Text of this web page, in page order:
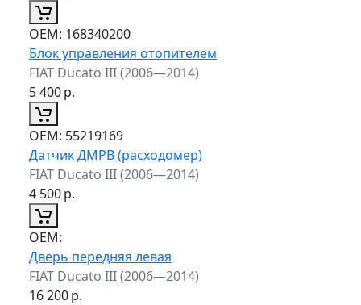
ОЕМ: 168340200
Блок управления отопителем
FIAT Ducato III (2006—2014)
5 400р.
ОЕМ: 55219169
Датчик ДМРВ (расходомер)
FIAT Ducato III (2006—2014)
4 500р.
ОЕМ:
Дверь передняя левая
FIAT Ducato III (2006—2014)
16 200р.